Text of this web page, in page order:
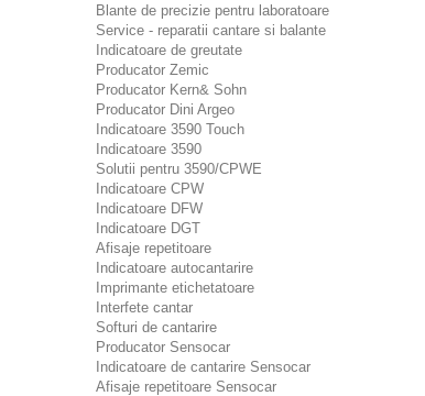
Blante de precizie pentru laboratoare
Service - reparatii cantare si balante
Indicatoare de greutate
Producator Zemic
Producator Kern& Sohn
Producator Dini Argeo
Indicatoare 3590 Touch
Indicatoare 3590
Solutii pentru 3590/CPWE
Indicatoare CPW
Indicatoare DFW
Indicatoare DGT
Afisaje repetitoare
Indicatoare autocantarire
Imprimante etichetatoare
Interfete cantar
Softuri de cantarire
Producator Sensocar
Indicatoare de cantarire Sensocar
Afisaje repetitoare Sensocar